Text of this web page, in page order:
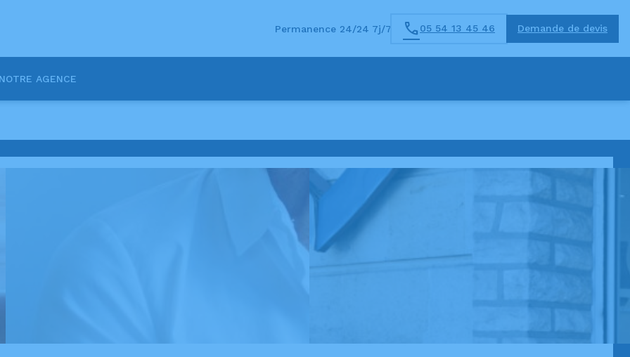
Permanence 24/24 7j/7 05 54 13 45 46 Demande de devis
NOTRE AGENCE